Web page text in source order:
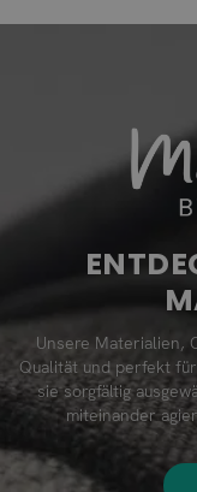
Unsere Materialien,
Qualität und perfekt
sie sorgfältig
miteinander